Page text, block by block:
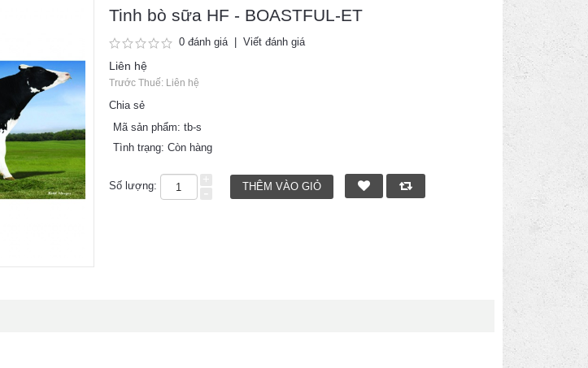
Tinh bò sữa HF - BOASTFUL-ET
0 đánh giá| Viết đánh giá
Liên hệ
Trước Thuế: Liên hệ
Chia sẻ
Mã sản phẩm: tb-s
Tình trạng: Còn hàng
Số lượng: